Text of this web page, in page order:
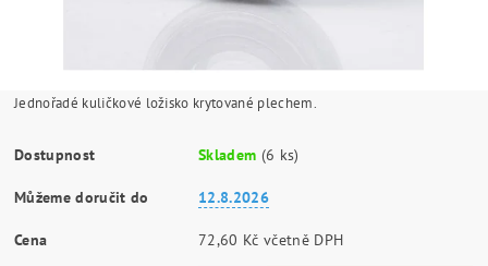
Jednořadé kuličkové ložisko krytované plechem.
Dostupnost Skladem (6 ks)
Můžeme doručit do 12.8.2026
Cena 72,60 Kč včetně DPH